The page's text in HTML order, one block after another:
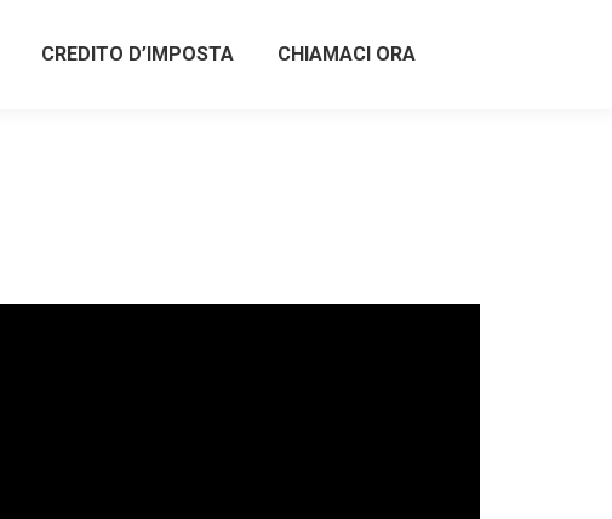
CREDITO D’IMPOSTA CHIAMACI ORA